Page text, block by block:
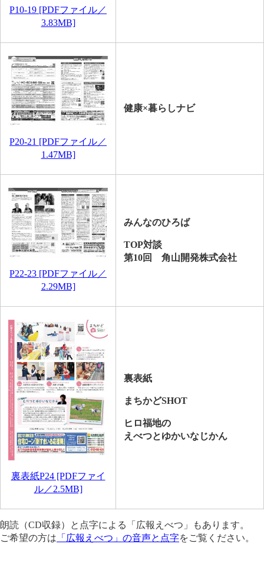
P10-19 [PDFファイル／
3.83MB]
P20-21 [PDFファイル／
1.47MB]
健康×暮らしナビ
P22-23 [PDFファイル／
2.29MB]
みんなのひろば
TOP対談
第10回 角山開発株式会社
裏表紙P24 [PDFファイ
ル／2.5MB]
裏表紙
まちかどSHOT
ヒロ福地の
えべつと​ゆかいなじかん
朗読（CD収録）と点字による「広報えべつ」もあります。
ご希望の方は 「広報えべつ」の音声と点字をご覧ください。